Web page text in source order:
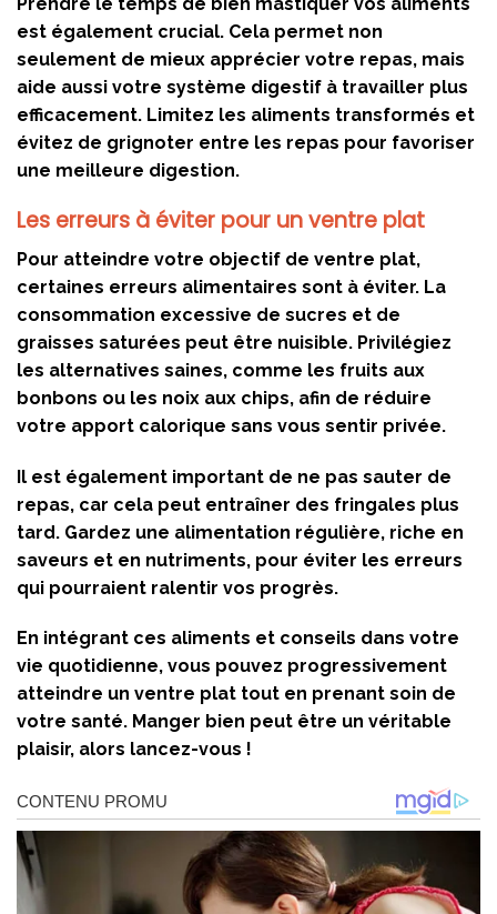
Prendre le temps de bien mastiquer vos aliments
est également crucial. Cela permet non
seulement de mieux apprécier votre repas, mais
aide aussi votre système digestif à travailler plus
efficacement. Limitez les aliments transformés et
évitez de grignoter entre les repas pour favoriser
une meilleure digestion.
Les erreurs à éviter pour un ventre plat
Pour atteindre votre objectif de ventre plat,
certaines erreurs alimentaires sont à éviter. La
consommation excessive de sucres et de
graisses saturées peut être nuisible. Privilégiez
les alternatives saines, comme les fruits aux
bonbons ou les noix aux chips, afin de réduire
votre apport calorique sans vous sentir privée.
Il est également important de ne pas sauter de
repas, car cela peut entraîner des fringales plus
tard. Gardez une alimentation régulière, riche en
saveurs et en nutriments, pour éviter les erreurs
qui pourraient ralentir vos progrès.
En intégrant ces aliments et conseils dans votre
vie quotidienne, vous pouvez progressivement
atteindre un ventre plat tout en prenant soin de
votre santé. Manger bien peut être un véritable
plaisir, alors lancez-vous !